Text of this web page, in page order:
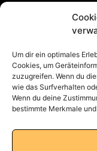
Um dir ein optimales
Cookies, um
zuzugreifen. Wenn du
wie das Surfverhalten
Wenn du deine
bestimmte Merkmale